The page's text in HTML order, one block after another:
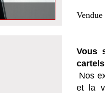
Vous
Nos
et la